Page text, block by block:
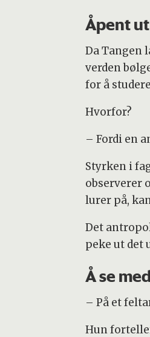
Åpent
Da Tangen
verden
for å
Hvorfor?
– Fordi en
Styrken i
observerer
lurer på,
Det
peke ut det
Å se
– På et
Hun